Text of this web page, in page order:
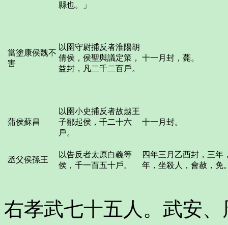
縣也。」
當塗康侯魏不
害
以圉守尉捕反者淮陽胡
倩侯，侯聖與議定策，
益封，凡二千二百戶。
十一月封，薨。
蒲侯蘇昌
以圉小史捕反者故越王
子鄒起侯，千二十六
戶。
十一月封。
丞父侯孫王
以告反者太原白義等
侯，千一百五十戶。
四年三月乙酉封，三年
年，坐殺人，會赦，免
右孝武七十五人。武安